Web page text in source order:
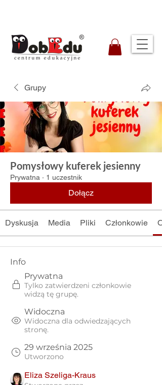
Grupy
Pomysłowy kuferek jesienny
Prywatna · 1 uczestnik
Dołącz
Dyskusja Media Pliki Członkowie
Info
Prywatna
Tylko zatwierdzeni członkowie
widzą tę grupę.
Widoczna
Widoczna dla odwiedzających
stronę.
29 września 2025
Utworzono
Eliza Szeliga-Kraus